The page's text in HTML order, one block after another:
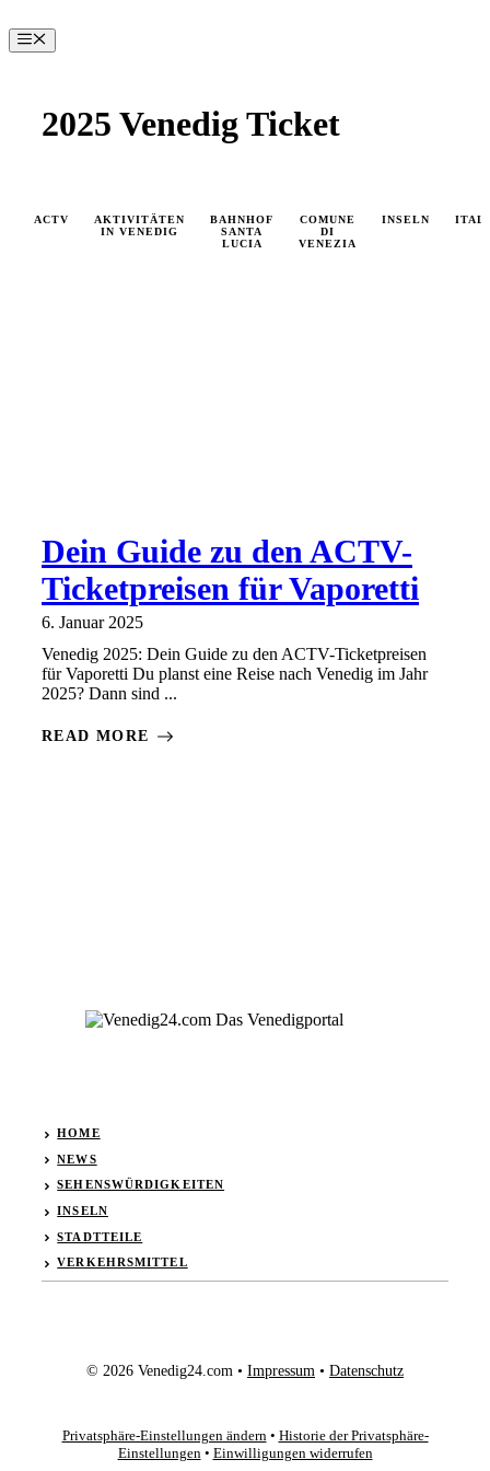
Inhalt
springen
Menü
2025 Venedig Ticket
ACTV
AKTIVITÄTEN
IN VENEDIG
BAHNHOF
SANTA
LUCIA
COMUNE
DI
VENEZIA
INSELN
Dein Guide zu den ACTV-
Ticketpreisen für Vaporetti
6. Januar 2025
Venedig 2025: Dein Guide zu den ACTV-Ticketpreisen
für Vaporetti Du planst eine Reise nach Venedig im Jahr
2025? Dann sind ...
READ MORE
HOME
NEWS
SEHENSWÜRDIGKEITEN
INSELN
STADTTEILE
VERKEHRSMITTEL
© 2026 Venedig24.com • Impressum • Datenschutz
Privatsphäre-Einstellungen ändern • Historie der Privatsphäre-
Einstellungen • Einwilligungen widerrufen